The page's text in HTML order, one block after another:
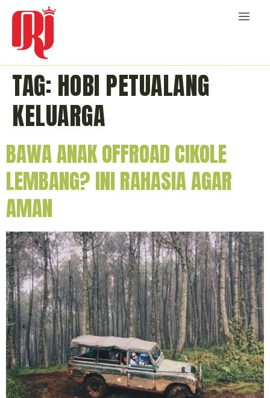
TAG: HOBI PETUALANG
KELUARGA
BAWA ANAK OFFROAD CIKOLE
LEMBANG? INI RAHASIA AGAR
AMAN